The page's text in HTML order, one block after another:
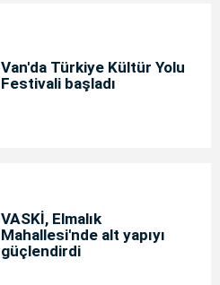
Van'da Türkiye Kültür Yolu
Festivali başladı
VASKİ, Elmalık
Mahallesi'nde alt yapıyı
güçlendirdi